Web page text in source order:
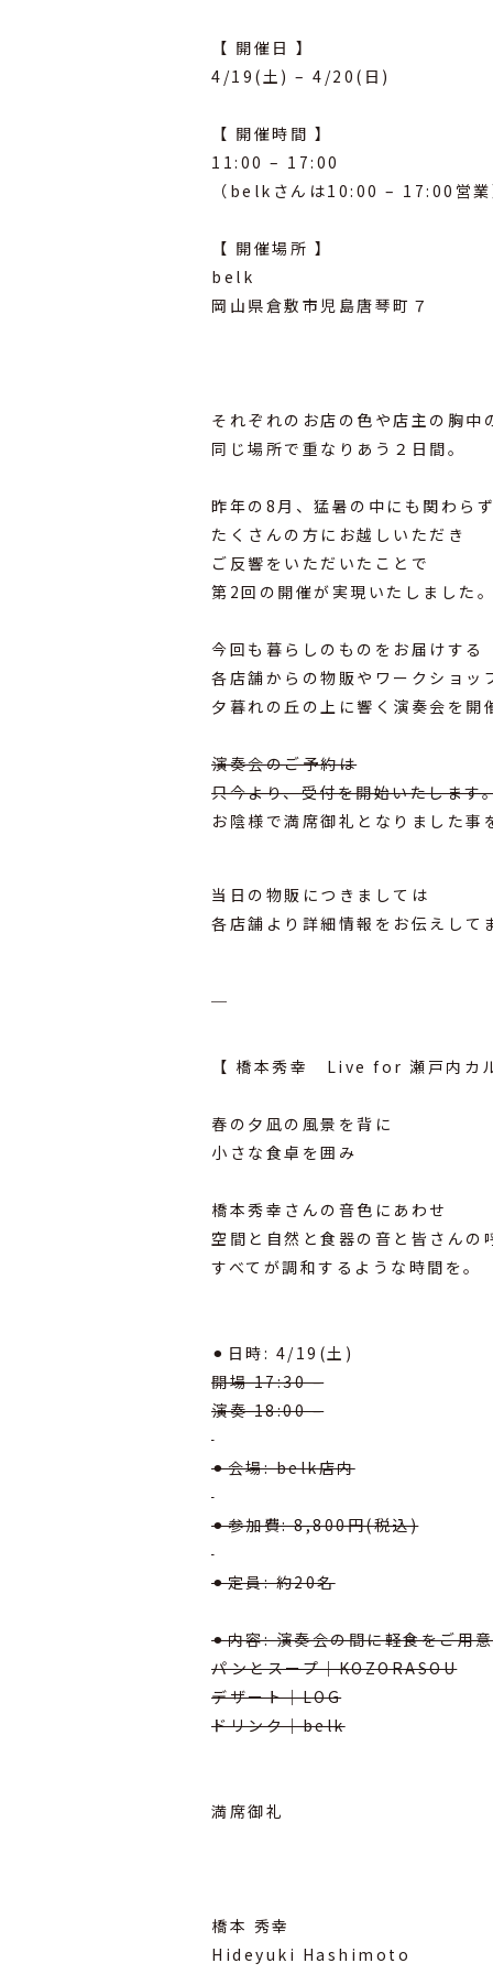
【 開催日 】
4/19(土) – 4/20(日)
【 開催時間 】
11:00 – 17:00
（belkさんは10:00 – 17:00営業
【 開催場所 】
belk
岡山県倉敷市児島唐琴町７
それぞれのお店の色や店主の胸中
同じ場所で重なりあう２日間。
昨年の8月、猛暑の中にも関わらず
たくさんの方にお越しいただき
ご反響をいただいたことで
第2回の開催が実現いたしました。
今回も暮らしのものをお届けする
各店舗からの物販やワークショッ
夕暮れの丘の上に響く演奏会を開
演奏会のご予約は
只今より、受付を開始いたします
お陰様で満席御礼となりました事
当日の物販につきましては
各店舗より詳細情報をお伝えして
￣
【 橋本秀幸 Live for 瀬戸内カル
春の夕凪の風景を背に
小さな食卓を囲み
橋本秀幸さんの音色にあわせ
空間と自然と食器の音と皆さんの
すべてが調和するような時間を。
⚫︎日時: 4/19(土)
開場 17:30 –
演奏 18:00 –
⁡
⚫︎会場: belk店内
⁡
⚫︎参加費: 8,800円(税込)
⁡
⚫︎定員: 約20名
⚫︎内容: 演奏会の間に軽食をご用
パンとスープ｜KOZORASOU
デザート｜LOG
ドリンク｜belk
満席御礼
橋本 秀幸
Hideyuki Hashimoto